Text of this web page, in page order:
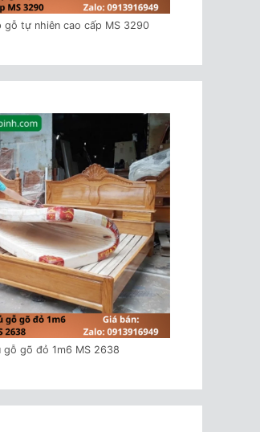
gỗ tự nhiên cao cấp MS 3290
gỗ gõ đỏ 1m6 MS 2638